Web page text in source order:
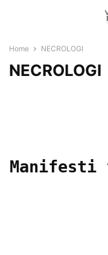
Home NECROLOGI
NECROLOGI